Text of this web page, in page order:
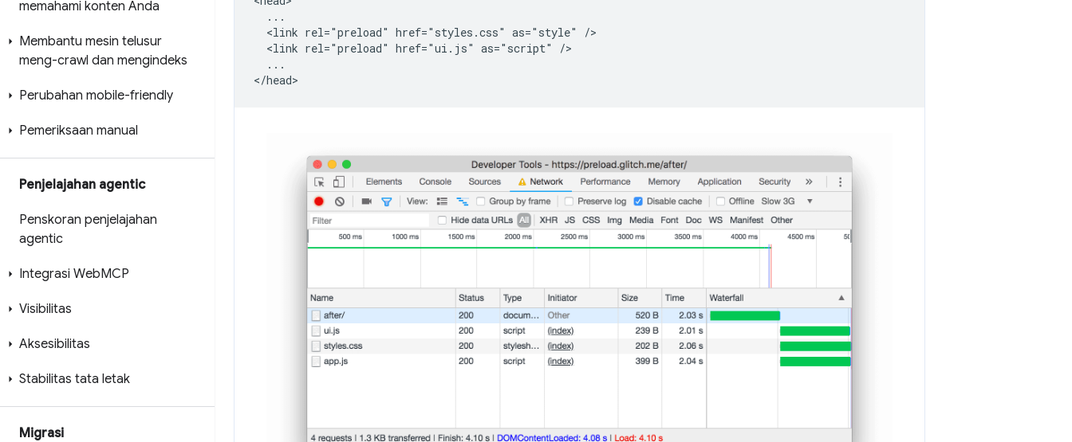
memahami konten Anda
Membantu mesin telusur
meng-crawl dan mengindeks
Perubahan mobile-friendly
Pemeriksaan manual
Penjelajahan agentic
Penskoran penjelajahan
agentic
Integrasi WebMCP
Visibilitas
Aksesibilitas
Stabilitas tata letak
Migrasi
  ...
  <link rel="preload" href="styles.css" as="style" />
  <link rel="preload" href="ui.js" as="script" />
  ...